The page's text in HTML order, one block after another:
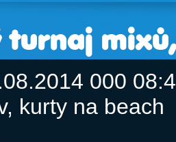
turnaj
000
kurty na beach